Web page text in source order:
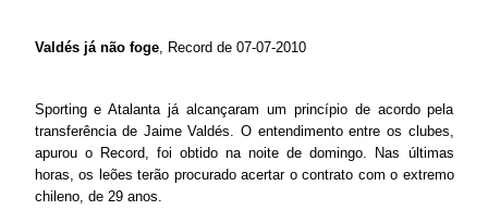
Valdés já não foge, Record de 07-07-2010
Sporting e Atalanta já alcançaram um princípio de acordo pela
transferência de Jaime Valdés. O entendimento entre os clubes,
apurou o Record, foi obtido na noite de domingo. Nas últimas
horas, os leões terão procurado acertar o contrato com o extremo
chileno, de 29 anos.